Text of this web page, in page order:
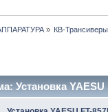
» КВ-Трансиверы
Установка